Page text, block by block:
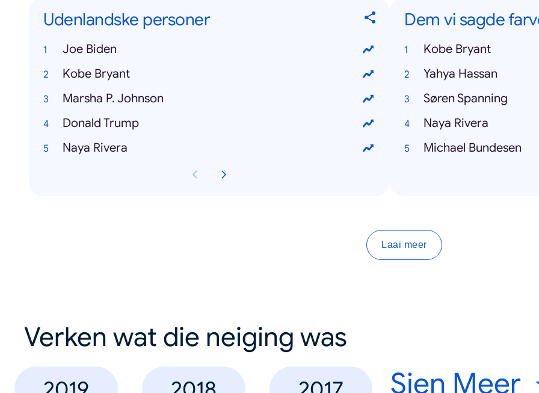
Udenlandske personer
Joe Biden
Kobe Bryant
Marsha P. Johnson
Donald Trump
Naya Rivera
Dem vi sagde
Kobe Bryant
Yahya Hassan
Søren Spanning
Naya Rivera
Michael Bundesen
Laai meer
Verken wat die neiging was
Sien Meer